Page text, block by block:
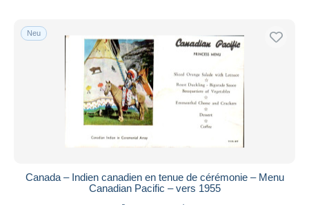
Neu
Canada – Indien canadien en tenue de cérémonie – Menu
Canadian Pacific – vers 1955